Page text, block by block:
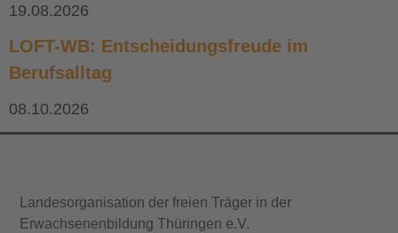
19.08.2026
LOFT-WB: Entscheidungsfreude im
Berufsalltag
08.10.2026
Landesorganisation der freien Träger in der
Erwachsenenbildung Thüringen e.V.